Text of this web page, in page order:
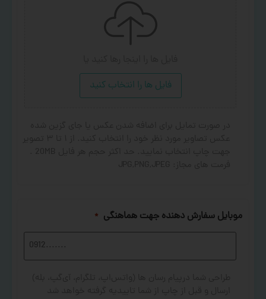
فایل ها را انتخاب کنید
موبایل سفارش دهنده جهت هماهنگی *